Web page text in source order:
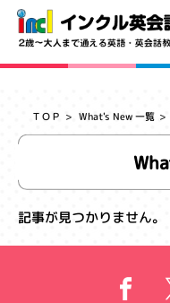
ＴＯＰ What's New 一覧
記事が見つかりません。